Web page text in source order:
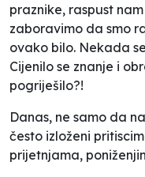
praznike, raspust
zaboravimo da smo
ovako bilo. Nekada
Cijenilo se znanje i
pogriješilo?!
Danas, ne samo da
često izloženi
prijetnjama,